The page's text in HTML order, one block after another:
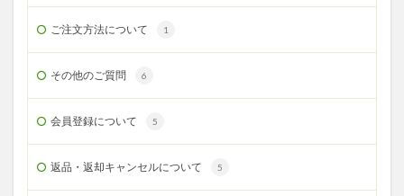
ご注文方法について 1
その他のご質問 6
会員登録について 5
返品・返却キャンセルについて 5